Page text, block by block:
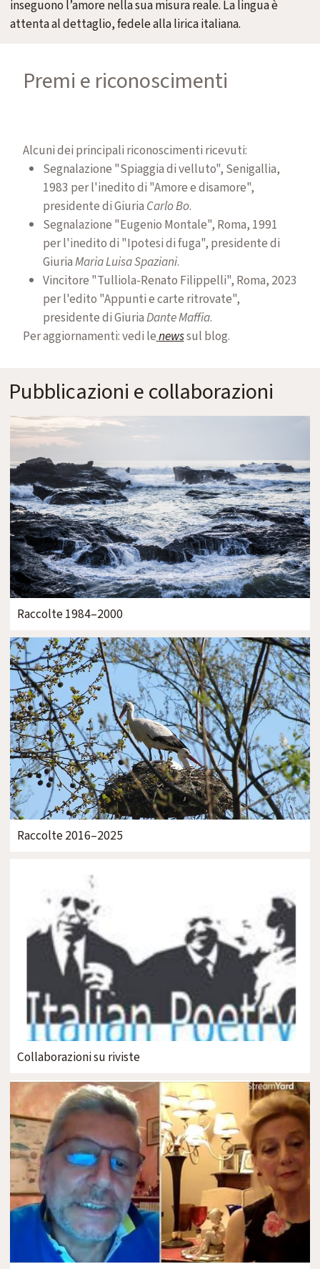
inseguono l’amore nella sua misura reale. La lingua è
attenta al dettaglio, fedele alla lirica italiana.
Premi e riconoscimenti
Alcuni dei principali riconoscimenti ricevuti:
Segnalazione "Spiaggia di velluto", Senigallia,
1983 per l'inedito di "Amore e disamore",
presidente di Giuria Carlo Bo.
Segnalazione "Eugenio Montale", Roma, 1991
per l'inedito di "Ipotesi di fuga", presidente di
GiuriaMaria Luisa Spaziani.
Vincitore "Tulliola-Renato Filippelli", Roma, 2023
per l'edito "Appunti e carte ritrovate",
presidente di GiuriaDante Maffia.
Per aggiornamenti: vedi lenewssul blog.
Pubblicazioni e collaborazioni
Raccolte 1984–2000
Raccolte 2016–2025
Collaborazioni su riviste